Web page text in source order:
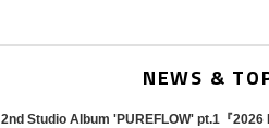
NEWS &
2nd Studio Album 'PUREFLOW' pt.1『2026